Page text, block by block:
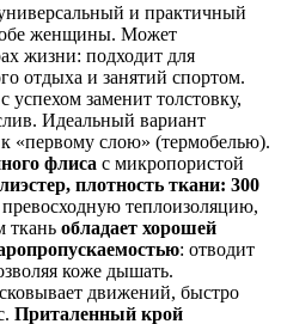
и практичный
женщины. Может
жизни: подходит для
отдыха и занятий спортом.
успехом заменит толстовку,
Идеальный вариант
«первому слою» (термобелью).
флиса с микропористой
плотность ткани: 300
теплоизоляцию,
ткань обладает хорошей
: отводит
коже дышать.
движений, быстро
Приталенный крой